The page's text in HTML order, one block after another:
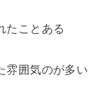
たことある
雰囲気のが多い